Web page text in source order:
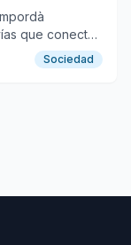
que conectan
Sociedad